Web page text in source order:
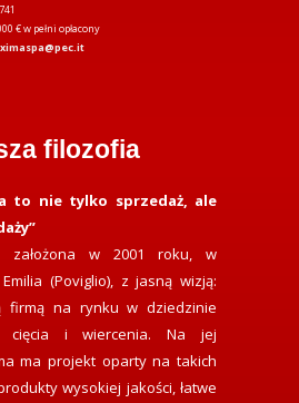
€ w pełni opłacony
filozofia
to nie tylko sprzedaż, ale
założona w 2001 roku, w
(Poviglio), z jasną wizją:
firmą na rynku w dziedzinie
cięcia i wiercenia. Na jej
ma projekt oparty na takich
wysokiej jakości, łatwe